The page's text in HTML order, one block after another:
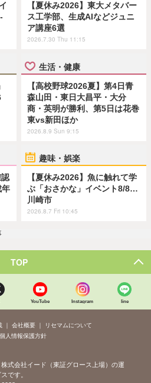
【夏休み2026】東大メタバー
ス工学部、生成AIなどジュニ
ア講座6選
2026.7.30 Thu 11:15
生活・健康
【高校野球2026夏】第4日青
森山田・東日大昌平・大分
商・英明が勝利、第5日は花巻
東vs新田ほか
2026.8.9 Sun 9:15
趣味・娯楽
【夏休み2026】魚に触れて学
ぶ「おさかな」イベント8/8…
川崎市
2026.8.7 Fri 10:45
TOP
YouTube Instagram line
会社概要
リセマムについて
個人情報保護方針
株式会社イード（東証グロース上場）の運
です。